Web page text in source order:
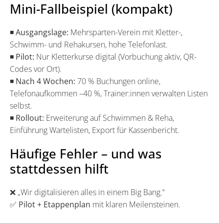
Mini-Fallbeispiel (kompakt)
◾Ausgangslage: Mehrsparten-Verein mit Kletter-,
Schwimm- und Rehakursen, hohe Telefonlast.
◾ Pilot: Nur Kletterkurse digital (Vorbuchung aktiv, QR-
Codes vor Ort).
◾ Nach 4 Wochen: 70 % Buchungen online,
Telefonaufkommen –40 %, Trainer:innen verwalten Listen
selbst.
◾ Rollout: Erweiterung auf Schwimmen & Reha,
Einführung Wartelisten, Export für Kassenbericht.
Häufige Fehler – und was
stattdessen hilft
❌ „Wir digitalisieren alles in einem Big Bang.“
✅ Pilot + Etappenplan mit klaren Meilensteinen.